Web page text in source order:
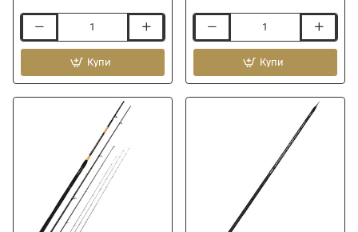
MITERSON
Evolutionart
Missle
Exclusive
Купи
MITERSON
Professional
Missle
Special
Купи